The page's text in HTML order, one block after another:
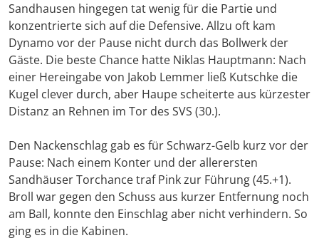
Sandhausen hingegen tat wenig für die Partie und
konzentrierte sich auf die Defensive. Allzu oft kam
Dynamo vor der Pause nicht durch das Bollwerk der
Gäste. Die beste Chance hatte Niklas Hauptmann: Nach
einer Hereingabe von Jakob Lemmer ließ Kutschke die
Kugel clever durch, aber Haupe scheiterte aus kürzester
Distanz an Rehnen im Tor des SVS (30.).
Den Nackenschlag gab es für Schwarz-Gelb kurz vor der
Pause: Nach einem Konter und der allerersten
Sandhäuser Torchance traf Pink zur Führung (45.+1).
Broll war gegen den Schuss aus kurzer Entfernung noch
am Ball, konnte den Einschlag aber nicht verhindern. So
ging es in die Kabinen.